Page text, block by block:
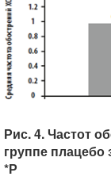
Рис. 4. Частот
группе плацебо
*Р